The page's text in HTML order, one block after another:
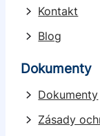
Kontakt
Blog
Dokumenty
Dokumenty
Zásady